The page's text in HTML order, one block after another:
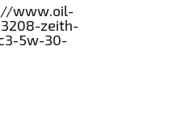
www.oil-
zeith-
5w-30-